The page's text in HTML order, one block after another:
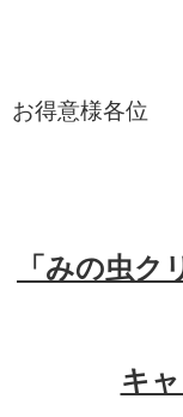
お得意様各位
「みの虫
キ